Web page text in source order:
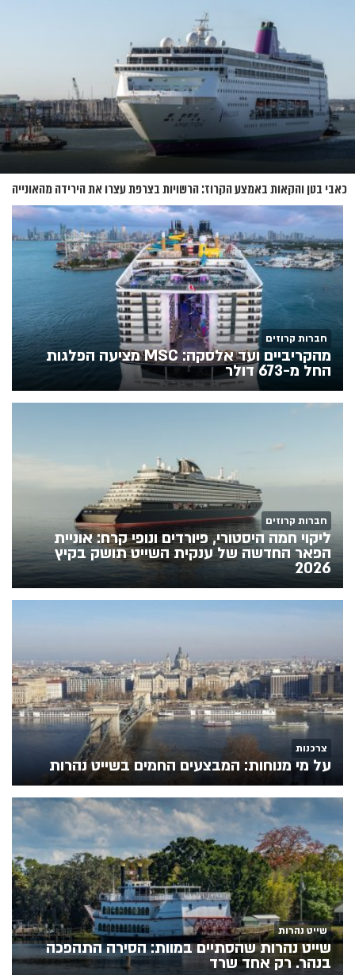
כאבי בטן והקאות באמצע הקרוז: הרשויות בצרפת עצרו את הירידה מהאונייה
חברות קרוזים
מהקריביים ועד אלסקה: MSC מציעה הפלגות
החל מ-673 דולר
חברות קרוזים
ליקוי חמה היסטורי, פיורדים ונופי קרח: אוניית
הפאר החדשה של ענקית השייט תושק בקיץ
2026
צרכנות
על מי מנוחות: המבצעים החמים בשייט נהרות
שייט נהרות
שייט נהרות שהסתיים במוות: הסירה התהפכה
בנהר. רק אחד שרד